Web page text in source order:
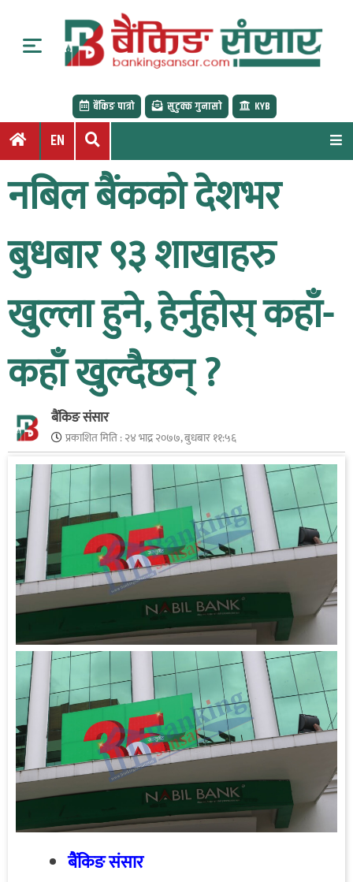
o
बैंकिङ पात्रो सुटुक्क गुनासो KYB
EN
नबिल बैंकको देशभर
बुधबार ९३ शाखाहरु
खुल्ला हुने, हेर्नुहोस् कहाँ-
कहाँ खुल्दैछन् ?
बैंकिङ संसार
प्रकाशित मिति :२४ भाद्र २०७७, बुधबार ११:५६
बैंकिङ संसार